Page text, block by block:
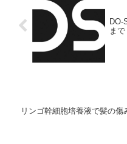
DO-
まで
リンゴ幹細胞培養液で髪の傷